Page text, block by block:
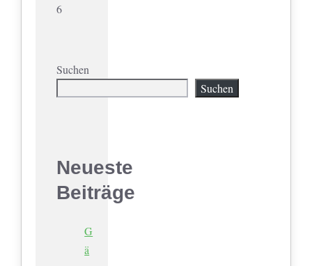
6
Suchen
Suchen
Neueste
Beiträge
G
ä